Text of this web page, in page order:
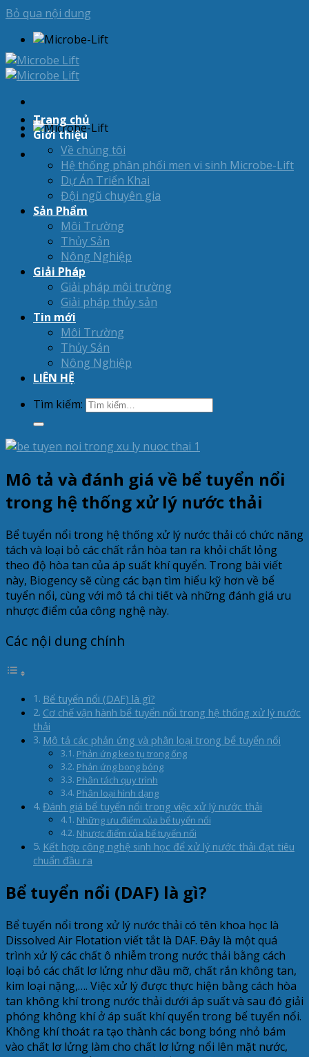
Bỏ qua nội dung
Trang chủ
Giới thiệu
Về chúng tôi
Hệ thống phân phối men vi sinh Microbe-Lift
Dự Án Triển Khai
Đội ngũ chuyên gia
Sản Phẩm
Môi Trường
Thủy Sản
Nông Nghiệp
Giải Pháp
Giải pháp môi trường
Giải pháp thủy sản
Tin mới
Môi Trường
Thủy Sản
Nông Nghiệp
LIÊN HỆ
Tìm kiếm:
Mô tả và đánh giá về bể tuyển nổi
trong hệ thống xử lý nước thải
Bể tuyển nổi trong hệ thống xử lý nước thải có chức năng
tách và loại bỏ các chất rắn hòa tan ra khỏi chất lỏng
theo độ hòa tan của áp suất khí quyển. Trong bài viết
này, Biogency sẽ cùng các bạn tìm hiểu kỹ hơn về bể
tuyển nổi, cùng với mô tả chi tiết và những đánh giá ưu
nhược điểm của công nghệ này.
Các nội dung chính
Bể tuyển nổi (DAF) là gì?
Cơ chế vận hành bể tuyển nổi trong hệ thống xử lý nước
thải
Mô tả các phản ứng và phân loại trong bể tuyển nổi
Phản ứng keo tụ trong ống
Phản ứng bong bóng
Phân tách quy trình
Phân loại hình dạng
Đánh giá bể tuyển nổi trong việc xử lý nước thải
Những ưu điểm của bể tuyển nổi
Nhược điểm của bể tuyển nổi
Kết hợp công nghệ sinh học để xử lý nước thải đạt tiêu
chuẩn đầu ra
Bể tuyển nổi (DAF) là gì?
Bể tuyến nổi trong xử lý nước thải có tên khoa học là
Dissolved Air Flotation viết tắt là DAF. Đây là một quá
trình xử lý các chất ô nhiễm trong nước thải bằng cách
loại bỏ các chất lơ lửng như dầu mỡ, chất rắn không tan,
kim loại nặng,…. Việc xử lý được thực hiện bằng cách hòa
tan không khí trong nước thải dưới áp suất và sau đó giải
phóng không khí ở áp suất khí quyển trong bể tuyển nổi.
Không khí thoát ra tạo thành các bong bóng nhỏ bám
vào chất lơ lửng làm cho chất lơ lửng nổi lên mặt nước,